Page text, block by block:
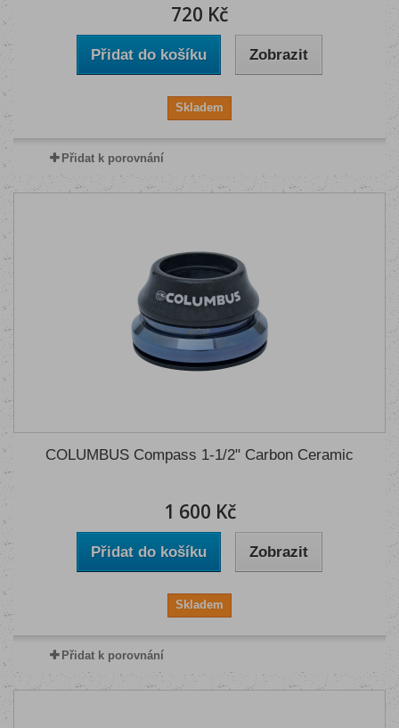
720 Kč
Přidat do košíku Zobrazit
Skladem
Přidat k porovnání
COLUMBUS Compass 1-1/2" Carbon Ceramic
1 600 Kč
Přidat do košíku Zobrazit
Skladem
Přidat k porovnání